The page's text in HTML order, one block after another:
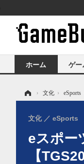
ホーム ゲー
› 文化 › eSports
eスポー
【
文化 eSports